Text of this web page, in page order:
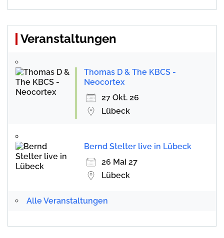
Veranstaltungen
Thomas D & The KBCS -
Neocortex
27 Okt. 26
Lübeck
Bernd Stelter live in Lübeck
26 Mai 27
Lübeck
Alle Veranstaltungen